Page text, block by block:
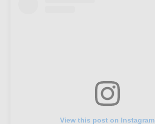
View this post on Instagram